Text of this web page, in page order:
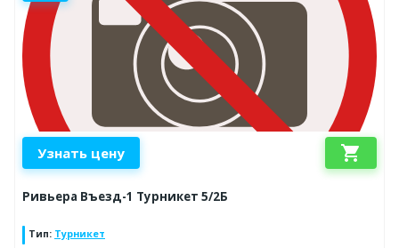
Узнать цену shopping_cart
Ривьера Въезд-1 Турникет 5/2Б
Тип: Турникет